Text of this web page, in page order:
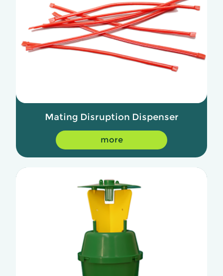
Mating Disruption Dispenser
more